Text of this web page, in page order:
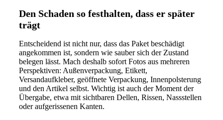
Den Schaden so festhalten, dass er später
trägt
Entscheidend ist nicht nur, dass das Paket beschädigt
angekommen ist, sondern wie sauber sich der Zustand
belegen lässt. Mach deshalb sofort Fotos aus mehreren
Perspektiven: Außenverpackung, Etikett,
Versandaufkleber, geöffnete Verpackung, Innenpolsterung
und den Artikel selbst. Wichtig ist auch der Moment der
Übergabe, etwa mit sichtbaren Dellen, Rissen, Nassstellen
oder aufgerissenen Kanten.